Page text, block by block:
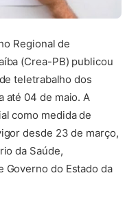
Regional de
(Crea-PB) publicou
teletrabalho dos
até 04 de maio. A
como medida de
desde 23 de março,
da Saúde,
Governo do Estado da